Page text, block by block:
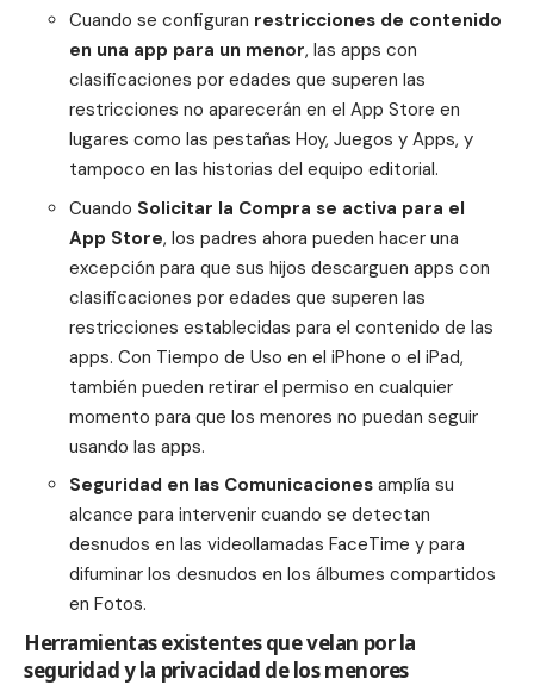
Cuando se configuran restricciones de contenido
en una app para un menor, las apps con
clasificaciones por edades que superen las
restricciones no aparecerán en el App Store en
lugares como las pestañas Hoy, Juegos y Apps, y
tampoco en las historias del equipo editorial.
Cuando Solicitar la Compra se activa para el
App Store, los padres ahora pueden hacer una
excepción para que sus hijos descarguen apps con
clasificaciones por edades que superen las
restricciones establecidas para el contenido de las
apps. Con Tiempo de Uso en el iPhone o el iPad,
también pueden retirar el permiso en cualquier
momento para que los menores no puedan seguir
usando las apps.
Seguridad en las Comunicacionesamplía su
alcance para intervenir cuando se detectan
desnudos en las videollamadas FaceTime y para
difuminar los desnudos en los álbumes compartidos
en Fotos.
Herramientas existentes que velan por la
seguridad y la privacidad de los menores